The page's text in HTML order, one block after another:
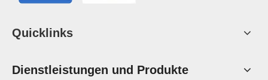
Quicklinks
Dienstleistungen und Produkte